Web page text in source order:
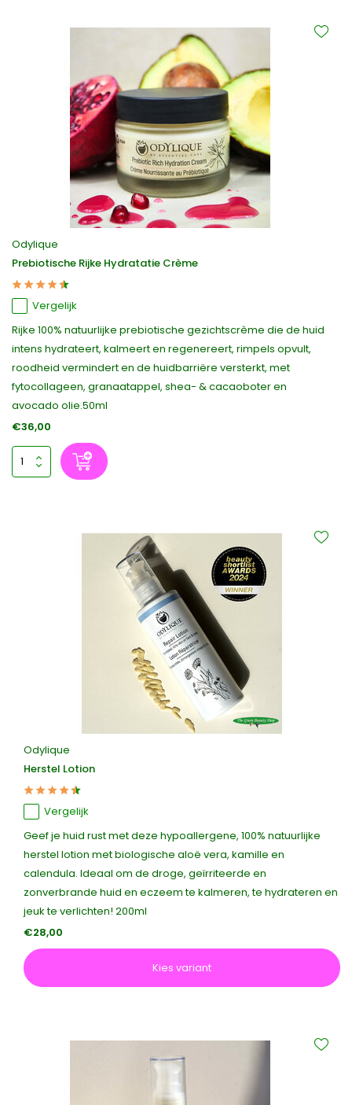
Odylique
Prebiotische Rijke Hydratatie Crème
Vergelijk
Rijke 100% natuurlijke prebiotische gezichtscrème die de huid
intens hydrateert, kalmeert en regenereert, rimpels opvult,
roodheid vermindert en de huidbarriëre versterkt, met
fytocollageen, granaatappel, shea- & cacaoboter en
avocado olie.50ml
€36,00
Odylique
Herstel Lotion
Vergelijk
Geef je huid rust met deze hypoallergene, 100% natuurlijke
herstel lotion met biologische aloë vera, kamille en
calendula. Ideaal om de droge, geïrriteerde en
zonverbrande huid en eczeem te kalmeren, te hydrateren en
jeuk te verlichten! 200ml
€28,00
Kies variant